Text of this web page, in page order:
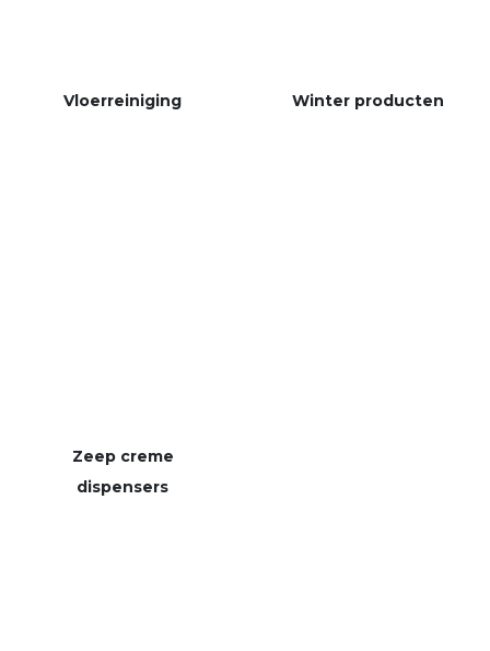
Vloerreiniging Winter producten
Zeep creme
dispensers